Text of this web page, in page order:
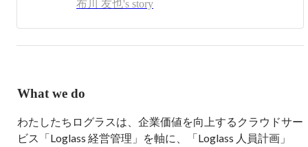
布川 友也's story
What we do
わたしたちログラスは、企業価値を向上するクラウドサー
ビス「Loglass 経営管理」を軸に、「Loglass 人員計画」